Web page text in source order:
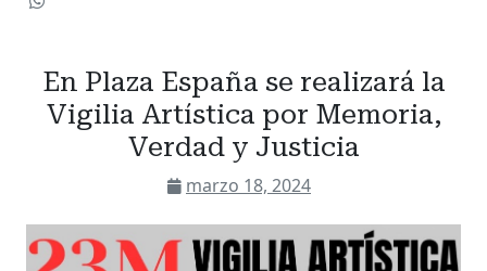
En Plaza España se realizará la
Vigilia Artística por Memoria,
Verdad y Justicia
marzo 18, 2024